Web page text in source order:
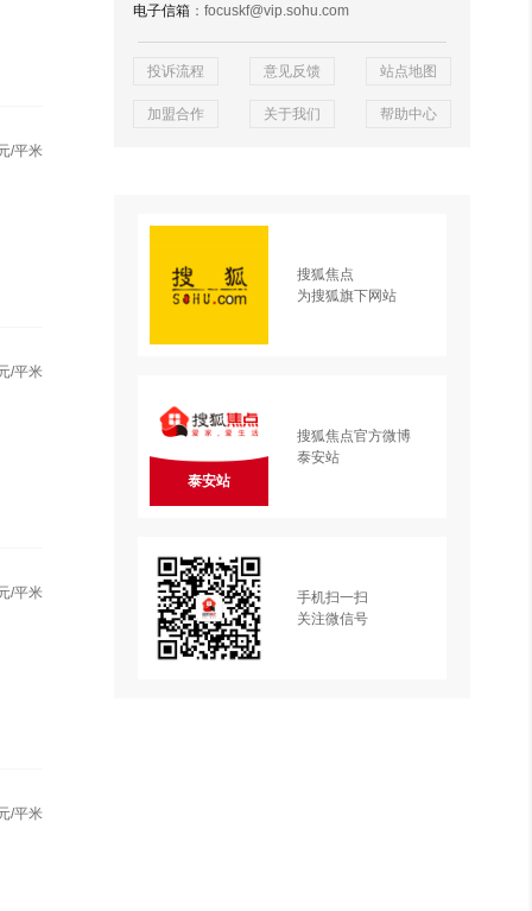
/平米
/平米
/平米
/平米
电子信箱 ：focuskf@vip.sohu.com
投诉流程 意见反馈 站点地图
加盟合作 关于我们 帮助中心
搜狐焦点
为搜狐旗下网站
泰安站
搜狐焦点官方微博
泰安站
手机扫一扫
关注微信号